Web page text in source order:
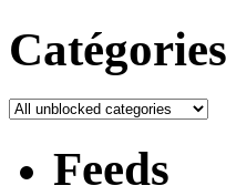
Catégories
Feeds